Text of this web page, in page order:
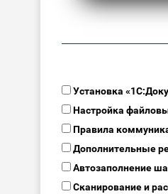
Установка
Настройка
Правила
Дополнительные
Автозаполнение
Сканирование и